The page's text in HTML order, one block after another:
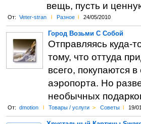
вещь, пусть и
От: Veter-stran l Разное l 24/05/2010
Город Возьми С Собой
Отправляясь куда-
тому, что оттуда
всего, покупаются
аэропорта. Но
необычных
От: dmotion l Товары / услуги > Советы l 19/